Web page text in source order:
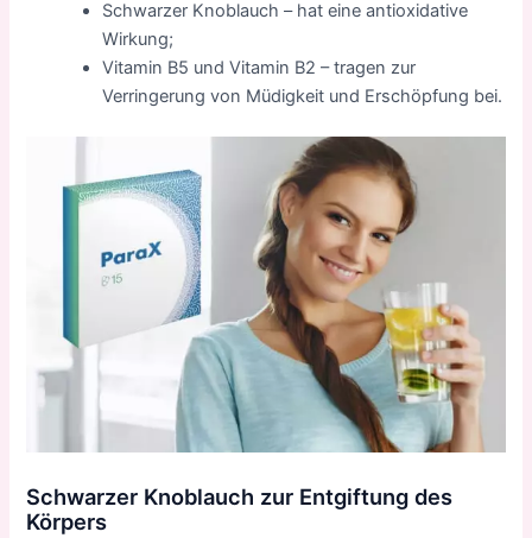
Schwarzer Knoblauch – hat eine antioxidative
Wirkung;
Vitamin B5 und Vitamin B2 – tragen zur
Verringerung von Müdigkeit und Erschöpfung bei.
Schwarzer Knoblauch zur Entgiftung des
Körpers